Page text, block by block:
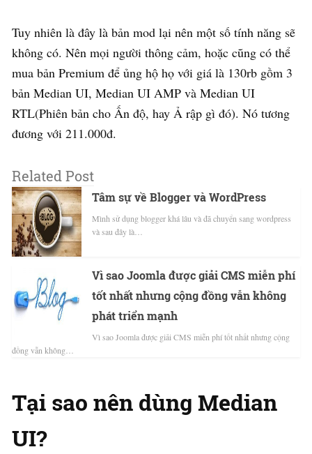
Tuy nhiên là đây là bản mod lại nên một số tính năng sẽ
không có. Nên mọi người thông cảm, hoặc cũng có thể
mua bản Premium để ủng hộ họ với giá là 130rb gồm 3
bản Median UI, Median UI AMP và Median UI
RTL(Phiên bản cho Ấn độ, hay Ả rập gì đó). Nó tương
đương với 211.000đ.
Related Post
Tâm sự về Blogger và WordPress
Mình sử dụng blogger khá lâu và đã chuyển sang wordpress
và sau đây là…
Vì sao Joomla được giải CMS miễn phí
tốt nhất nhưng cộng đồng vẫn không
phát triển mạnh
Vì sao Joomla được giải CMS miễn phí tốt nhất nhưng cộng
đồng vẫn không…
Tại sao nên dùng Median
UI?